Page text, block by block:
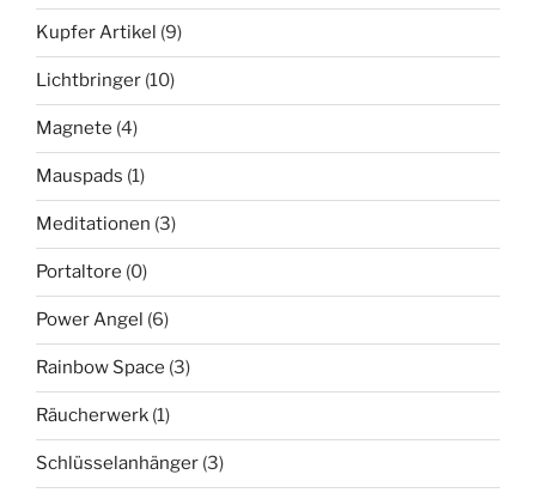
Kupfer Artikel (9)
Lichtbringer (10)
Magnete (4)
Mauspads (1)
Meditationen (3)
Portaltore (0)
Power Angel (6)
Rainbow Space (3)
Räucherwerk (1)
Schlüsselanhänger (3)